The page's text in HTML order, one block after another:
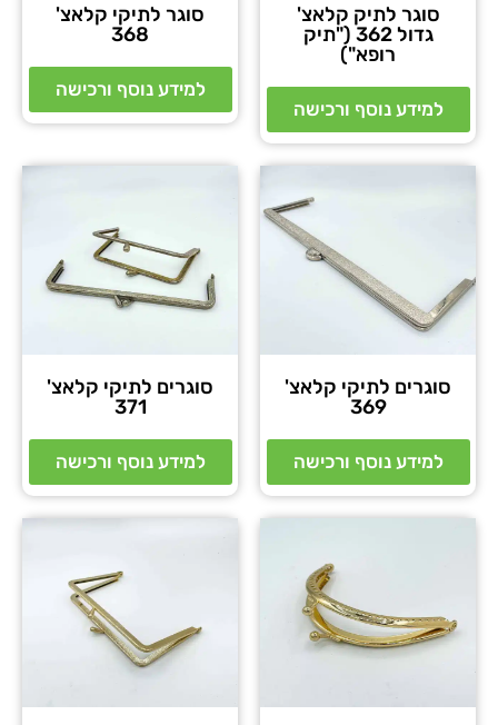
סוגר לתיק קלאצ'
גדול 362 ("תיק
רופא")
למידע נוסף ורכישה
סוגר לתיקי קלאצ'
368
למידע נוסף ורכישה
סוגרים לתיקי קלאצ'
369
למידע נוסף ורכישה
סוגרים לתיקי קלאצ'
371
למידע נוסף ורכישה